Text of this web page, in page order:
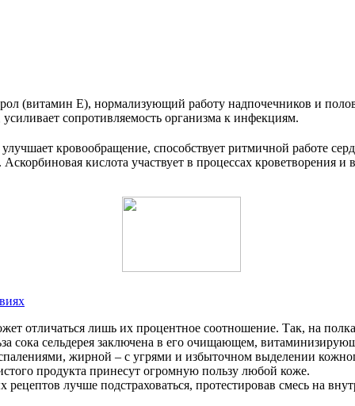
(витамин E), нормализующий работу надпочечников и
сопротивляемость организма к инфекциям.
кровообращение, способствует ритмичной работе
кислота участвует в процессах кроветворения и
отличаться лишь их процентное соотношение. Так, на
сока сельдерея заключена в его очищающем,
жирной – с угрями и избыточном выделении
продукта принесут огромную пользу любой коже.
лучше подстраховаться, протестировав смесь на